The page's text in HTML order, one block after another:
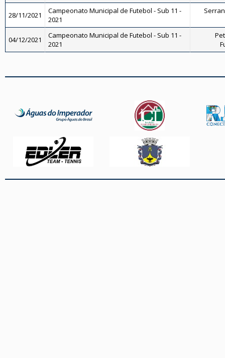
28/11/2021
Campeonato Municipal de Futebol - Sub 11 -
2021
04/12/2021
Campeonato Municipal de Futebol - Sub 11 -
2021